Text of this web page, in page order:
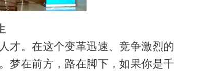
才。在这个变革迅速、竞争激烈的
梦在前方，路在脚下，如果你是千